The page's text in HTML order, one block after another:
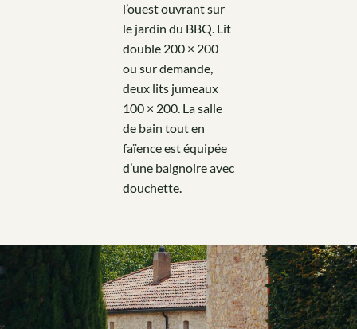
l’ouest ouvrant sur
le jardin du BBQ. Lit
double 200 × 200
ou sur demande,
deux lits jumeaux
100 × 200. La salle
de bain tout en
faïence est équipée
d’une baignoire avec
douchette.